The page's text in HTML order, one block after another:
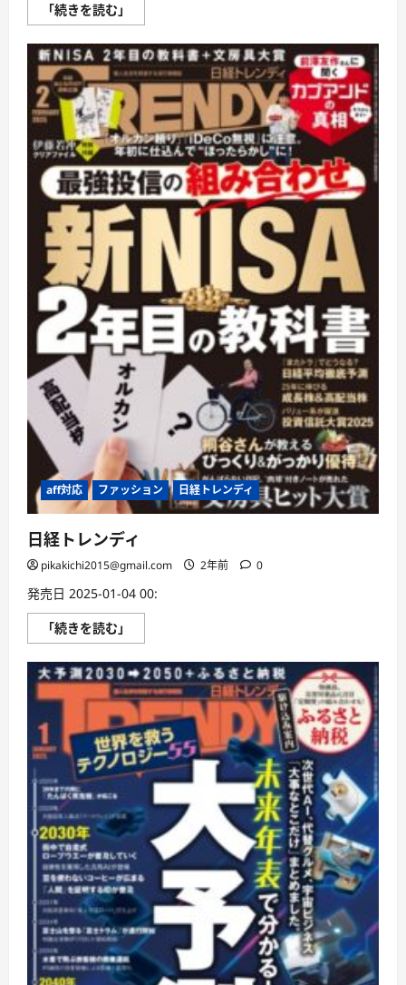
「続きを読む」
経
レ
ン
デ
ィ
に
つ
い
て
さ
ら
に
読
む
aff対応 ファッション 日経トレンディ
日経トレンディ
pikakichi2015@gmail.com 2年前 0
発売日 2025-01-04 00:
「続きを読む」
経
レ
ン
デ
ィ
に
つ
い
て
さ
ら
読
む